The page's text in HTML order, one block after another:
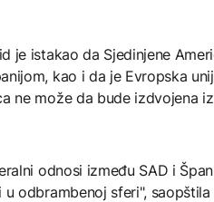
je istakao da Sjedinjene
kao i da je Evropska
ne može da bude izdvojena
odnosi između SAD i
u odbrambenoj sferi",